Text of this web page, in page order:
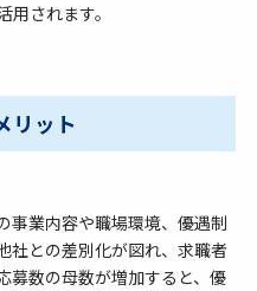
されます。
リット
事業内容や職場環境、優遇制
社との差別化が図れ、求職者
募数の母数が増加すると、優